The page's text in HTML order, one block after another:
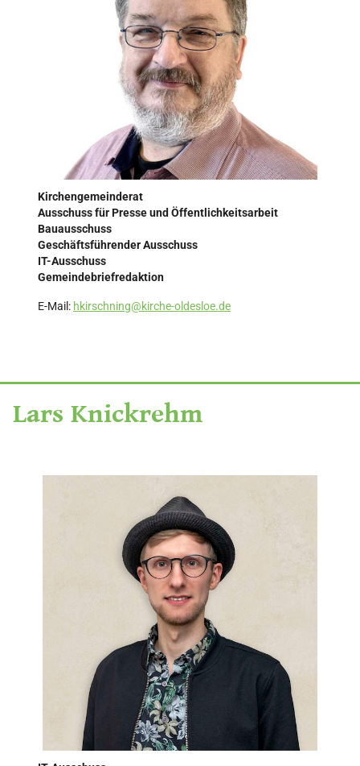
Kirchengemeinderat
Ausschuss für Presse und Öffentlichkeitsarbeit
Bauausschuss
Geschäftsführender Ausschuss
IT-Ausschuss
Gemeindebriefredaktion
E-Mail: hkirschning@kirche-oldesloe.de
Lars Knickrehm